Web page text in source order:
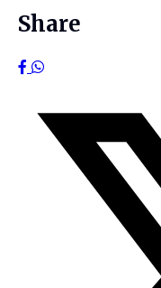
Share